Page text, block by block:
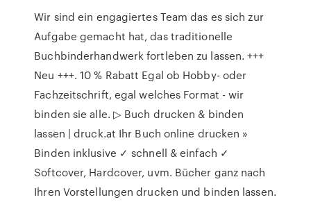
Wir sind ein engagiertes Team das es sich zur
Aufgabe gemacht hat, das traditionelle
Buchbinderhandwerk fortleben zu lassen. +++
Neu +++. 10 % Rabatt Egal ob Hobby- oder
Fachzeitschrift, egal welches Format - wir
binden sie alle. ▷ Buch drucken & binden
lassen | druck.at Ihr Buch online drucken »
Binden inklusive ✓ schnell & einfach ✓
Softcover, Hardcover, uvm. Bücher ganz nach
Ihren Vorstellungen drucken und binden lassen.